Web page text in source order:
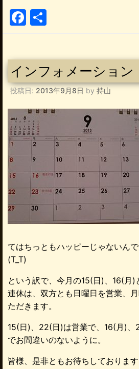
F
e
b
o
o
k
インフォメーション
投稿日: 2013年9月8日 by 持山
てはちっともハッピーじゃないん
(T_T)
という訳で、今月の15(日)、16(月
連休は、双方とも日曜日を営業、
ただきます。
15(日)、22(日)は営業で、16(月)
でお間違いのないように。
皆様、是非ともお待ちしておりま